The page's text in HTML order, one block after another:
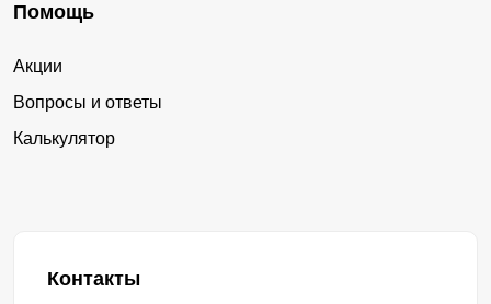
Помощь
Акции
Вопросы и ответы
Калькулятор
Контакты